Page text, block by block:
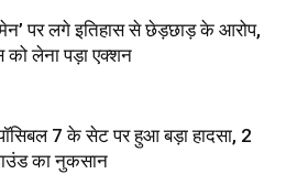
पर लगे इतिहास से छेड़छाड़ के आरोप,
को लेना पड़ा एक्‍शन
7 के सेट पर हुआ बड़ा हादसा, 2
का नुकसान